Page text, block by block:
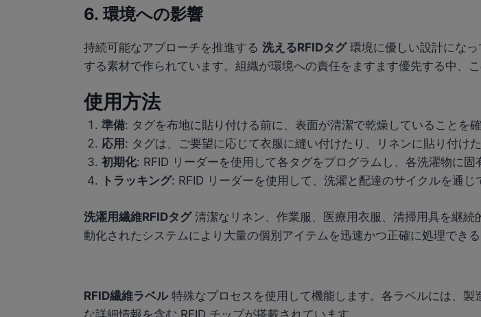
6. 環境への影響
持続可能なアプローチを推進する 洗えるRFIDタグ環境に優しい設計にな
する素材で作られています。組織が環境への責任をますます優先する中、
使用方法
準備: タグを布地に貼り付ける前に、表面が清潔で乾燥していることを確
応用 : タグは、ご要望に応じて衣服に縫い付けたり、リネンに貼り付け
初期化: RFID リーダーを使用して各タグをプログラムし、各洗濯物に固
トラッキング: RFID リーダーを使用して、洗濯と配達のサイクルを通じ
洗濯用繊維RFIDタグ清潔なリネン、作業服、医療用衣服、清掃用具を継
動化されたシステムにより大量の個別アイテムを迅速かつ正確に処理できる
RFID繊維ラベル特殊なプロセスを使用して機能します。各ラベルには、
な詳細情報を含む RFID チップが搭載されています。